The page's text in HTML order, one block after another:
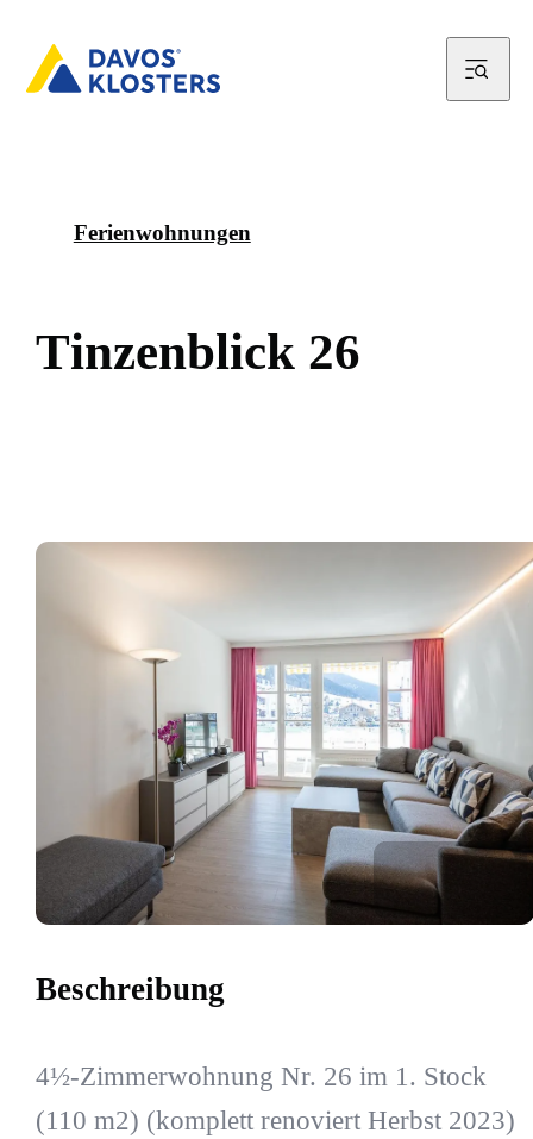
Ferienwohnungen
Tinzenblick 26
Beschreibung
4½-Zimmerwohnung Nr. 26 im 1. Stock
(110 m2) (komplett renoviert Herbst 2023)